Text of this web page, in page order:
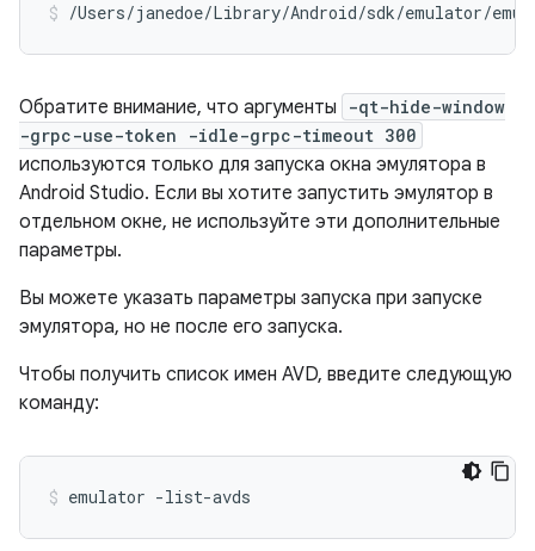
/Users/janedoe/Library/Android/sdk/emulator/
Обратите внимание, что аргументы
-qt-hide-window
-grpc-use-token -idle-grpc-timeout 300
используются только для запуска окна эмулятора в
Android Studio. Если вы хотите запустить эмулятор в
отдельном окне, не используйте эти дополнительные
параметры.
Вы можете указать параметры запуска при запуске
эмулятора, но не после его запуска.
Чтобы получить список имен AVD, введите следующую
команду:
emulator -list-avds